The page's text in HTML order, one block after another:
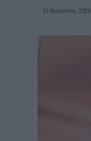
23 Αυγούστου, 2024